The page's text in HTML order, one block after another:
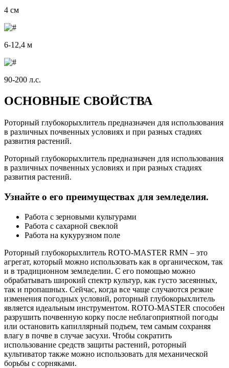
4 см
6-12,4 м
90-200 л.с.
ОСНОВНЫЕ СВОЙСТВА
Роторный глубокорыхлитель предназначен для использования
в различных почвенных условиях и при разных стадиях
развития растений.
Роторный глубокорыхлитель предназначен для использования
в различных почвенных условиях и при разных стадиях
развития растений.
Узнайте о его преимуществах для земледелия.
Работа с зерновыми культурами
Работа с сахарной свеклой
Работа на кукурузном поле
Роторный глубокорыхлитель ROTO-MASTER RMN – это
агрегат, который можно использовать как в органическом, так
и в традиционном земледелии. С его помощью можно
обрабатывать широкий спектр культур, как густо засеянных,
так и пропашных. Сейчас, когда все чаще случаются резкие
изменения погодных условий, роторный глубокорыхлитель
является идеальным инструментом. ROTO-MASTER способен
разрушить почвенную корку после неблагоприятной погоды
или остановить капиллярный подъем, тем самым сохраняя
влагу в почве в случае засухи. Чтобы сократить
использование средств защиты растений, роторный
культиватор также можно использовать для механической
борьбы с сорняками.